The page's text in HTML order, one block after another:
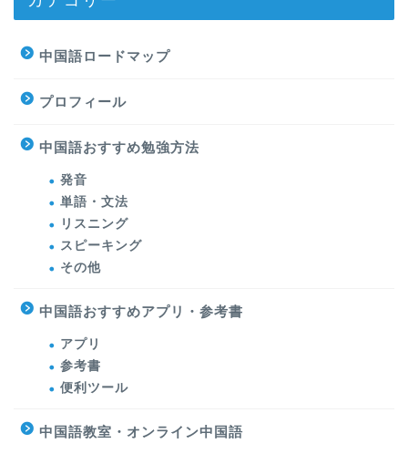
中国語ロードマップ
プロフィール
中国語おすすめ勉強方法
発音
単語・文法
リスニング
スピーキング
その他
中国語おすすめアプリ・参考書
アプリ
参考書
便利ツール
中国語教室・オンライン中国語